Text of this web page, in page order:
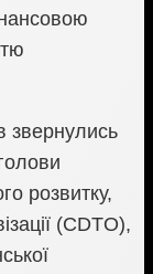
звернулись
розвитку,
(CDTO),